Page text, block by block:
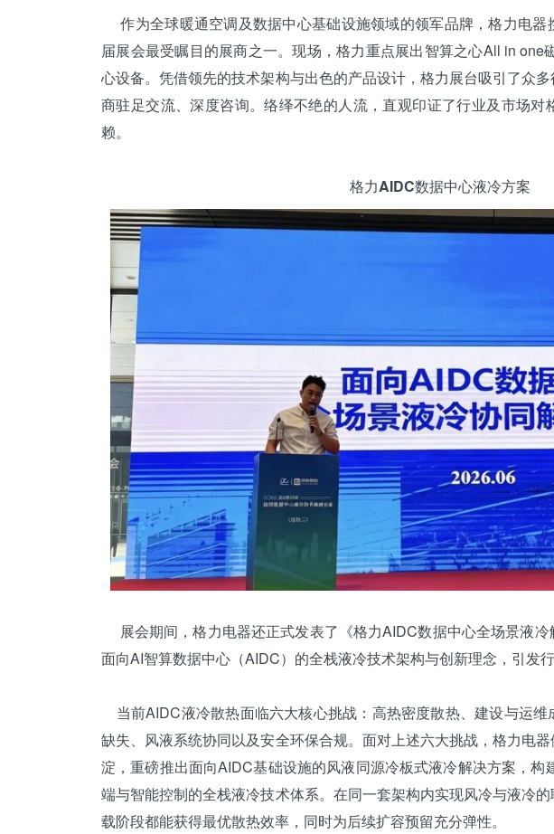
作为全球暖通空调及数据中心基础设施领域的领军品牌，格力电
届展会最受瞩目的展商之一。现场，格力重点展出智算之心All in
心设备。凭借领先的技术架构与出色的产品设计，格力展台吸引了众
商驻足交流、深度咨询。络绎不绝的人流，直观印证了行业及市场
赖。
格力AIDC数据中心液冷方案
展会期间，格力电器还正式发表了《格力AIDC数据中心全场景液
面向AI智算数据中心（AIDC）的全栈液冷技术架构与创新理念，引发
当前AIDC液冷散热面临六大核心挑战：高热密度散热、建设与运
缺失、风液系统协同以及安全环保合规。面对上述六大挑战，格力电
淀，重磅推出面向AIDC基础设施的风液同源冷板式液冷解决方案，
端与智能控制的全栈液冷技术体系。在同一套架构内实现风冷与液冷
载阶段都能获得最优散热效率，同时为后续扩容预留充分弹性。